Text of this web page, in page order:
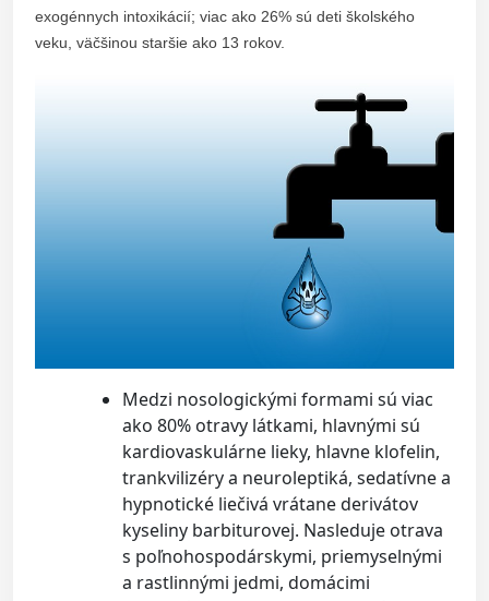
exogénnych intoxikácií; viac ako 26% sú deti školského
veku, väčšinou staršie ako 13 rokov.
Medzi nosologickými formami sú viac
ako 80% otravy látkami, hlavnými sú
kardiovaskulárne lieky, hlavne klofelin,
trankvilizéry a neuroleptiká, sedatívne a
hypnotické liečivá vrátane derivátov
kyseliny barbiturovej. Nasleduje otrava
s poľnohospodárskymi, priemyselnými
a rastlinnými jedmi, domácimi